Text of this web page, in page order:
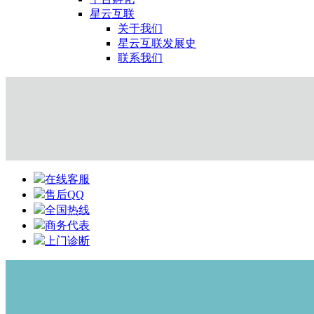
星云互联
关于我们
星云互联发展史
联系我们
在线客服
售后QQ
全国热线
商务代表
上门诊断